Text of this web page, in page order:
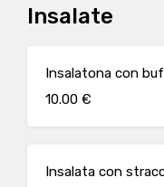
Insalate
Insalatona con
10.00 €
Insalata con